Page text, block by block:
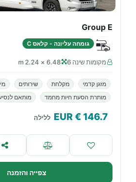
Group E
גומחה עליונה - קלאס C
מקומות שינה 6 6.48 × 2.24 m
מזגן קדמי מקלחת שירותים
מותרת הסעת חיות מחמד
מותאם
146.7
€ EUR ללילה
צפייה והזמנה